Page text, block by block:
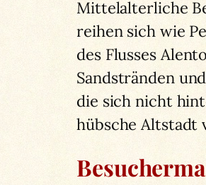
Mittelalterliche
reihen sich wie
des Flusses
Sandstränden
die sich nicht
hübsche Altstadt